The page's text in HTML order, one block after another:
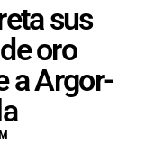
sus
oro
a Argor-